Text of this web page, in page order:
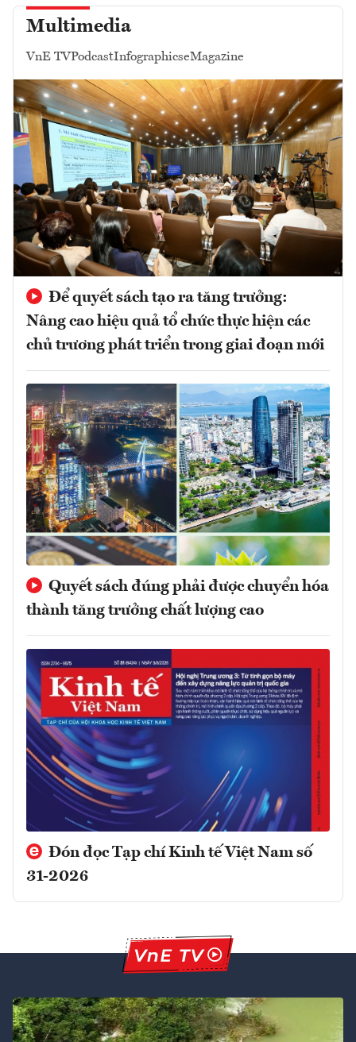
Multimedia
VnE TVPodcastInfographicseMagazine
Để quyết sách tạo ra tăng trưởng:
Nâng cao hiệu quả tổ chức thực hiện các
chủ trương phát triển trong giai đoạn mới
Quyết sách đúng phải được chuyển hóa
thành tăng trưởng chất lượng cao
Đón đọc Tạp chí Kinh tế Việt Nam số
31-2026